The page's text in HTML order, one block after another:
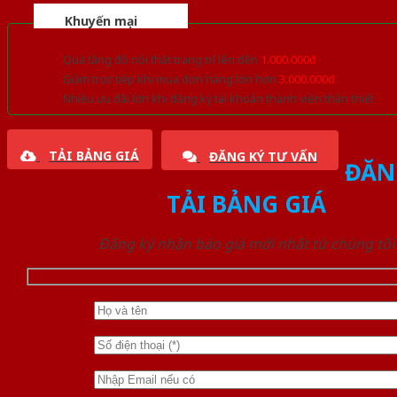
Khuyến mại
Quà tặng đồ nội thất trang trí lên đến 1.000.000đ
Giảm trực tiếp khi mua đơn hàng lớn hơn 3.000.000đ
Nhiều ưu đãi lớn khi đăng ký tài khoản thành viên thân thiết
TẢI BẢNG GIÁ ĐĂNG KÝ TƯ VẤN
TẢI BẢNG GIÁ
Đăng ký nhận báo giá mới nhất từ chúng tôi